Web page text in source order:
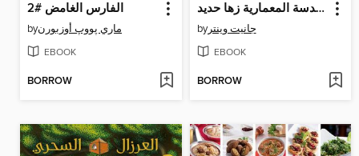
الفارس الغامض #2
byماري پووپ أوزبورن
EBOOK
BORROW
العالم ليس مستطيلا: قصة المهندسة المعمارية زها حديد
byجانيت وينتر
EBOOK
BORROW